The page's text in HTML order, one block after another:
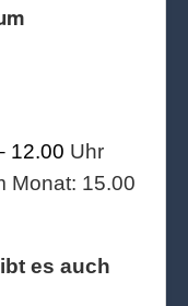
12.00 Uhr
Monat: 15.00
es auch